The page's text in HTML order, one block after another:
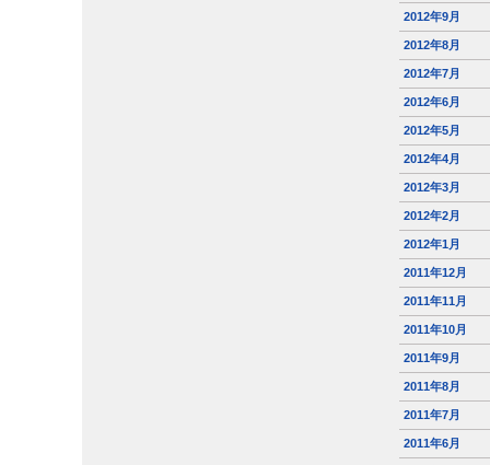
2012年9月
2012年8月
2012年7月
2012年6月
2012年5月
2012年4月
2012年3月
2012年2月
2012年1月
2011年12月
2011年11月
2011年10月
2011年9月
2011年8月
2011年7月
2011年6月